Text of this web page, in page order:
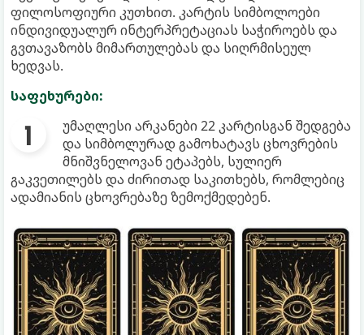
ფილოსოფიური კუთხით. კარტის სიმბოლოები
ინდივიდუალურ ინტერპრეტაციას საჭიროებს და
გვთავაზობს მიმართულებას და სიღრმისეულ
ხედვას.
საფეხურები:
უმაღლესი არკანები 22 კარტისგან შედგება
და სიმბოლურად გამოხატავს ცხოვრების
მნიშვნელოვან ეტაპებს, სულიერ
გაკვეთილებს და ძირითად საკითხებს, რომლებიც
ადამიანის ცხოვრებაზე ზემოქმედებენ.